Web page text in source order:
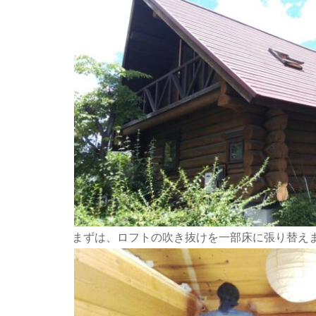
まずは、ロフトの吹き抜けを一部床に張り替え